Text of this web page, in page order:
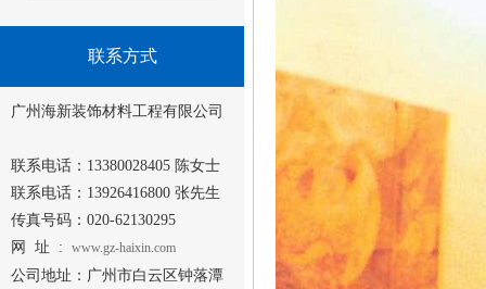
联系方式
广州海新装饰材料工程有限公司
联系电话：13380028405 陈女士
联系电话：13926416800 张先生
传真号码：020-62130295
网 址 : www.gz-haixin.com
公司地址：广州市白云区钟落潭